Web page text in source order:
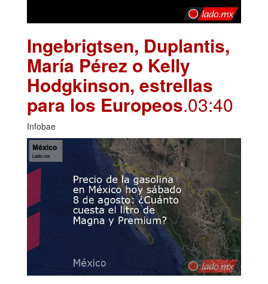
Ingebrigtsen, Duplantis,
María Pérez o Kelly
Hodgkinson, estrellas
para los Europeos.03:40
Infobae